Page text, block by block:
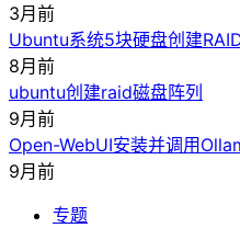
3月前
Ubuntu系统5块硬盘创建
8月前
ubuntu创建raid磁盘阵列
9月前
Open-WebUI安装并调用
9月前
专题